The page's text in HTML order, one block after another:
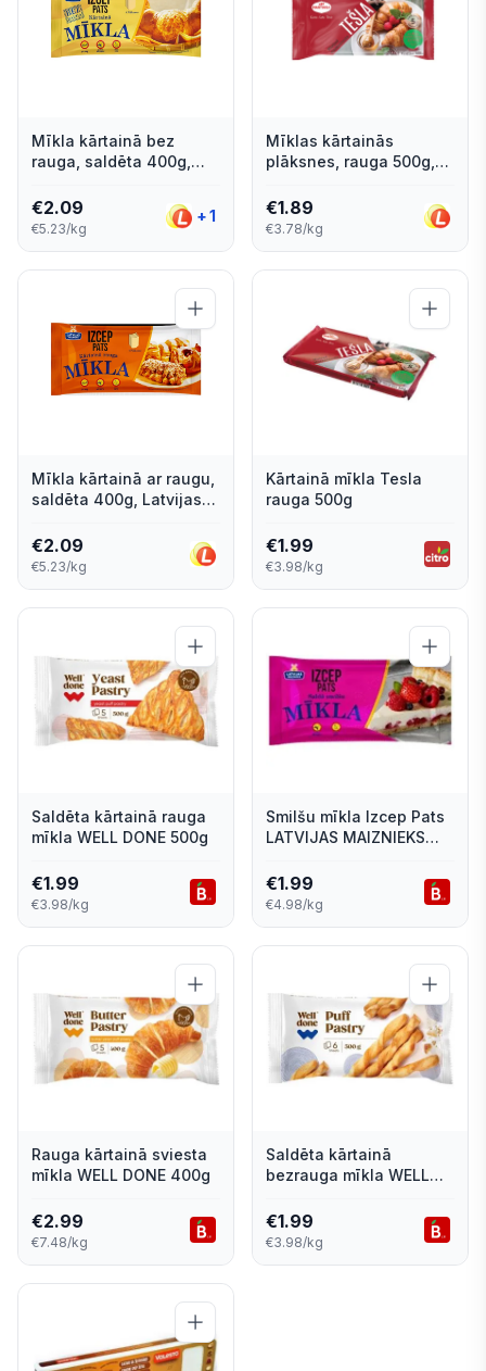
Mīkla kārtainā bez
rauga, saldēta 400g,
€2.09
€5.23/kg
+1
Mīklas kārtainās
plāksnes, rauga 500g,
€1.89
€3.78/kg
Mīkla kārtainā ar raugu,
saldēta 400g, Latvijas
€2.09
€5.23/kg
Kārtainā mīkla Tesla
rauga 500g
€1.99
€3.98/kg
Saldēta kārtainā rauga
mīkla WELL DONE 500g
€1.99
€3.98/kg
Smilšu mīkla Izcep Pats
LATVIJAS MAIZNIEKS
€1.99
€4.98/kg
Rauga kārtainā sviesta
mīkla WELL DONE 400g
€2.99
€7.48/kg
Saldēta kārtainā
bezrauga mīkla WELL
€1.99
€3.98/kg